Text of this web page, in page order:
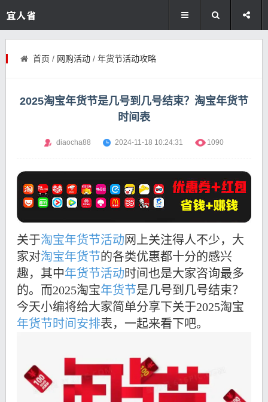
首页 / 网购活动/ 年货节活动攻略
2025淘宝年货节是几号到几号结束？淘宝年货节
时间表
diaocha88 2024-11-18 10:24:31 1090
关于淘宝年货节活动网上关注得人不少，大
家对淘宝年货节的各类优惠都十分的感兴
趣，其中年货节活动时间也是大家咨询最多
的。而2025淘宝年货节是几号到几号结束？
今天小编将给大家简单分享下关于2025淘宝
年货节时间安排表，一起来看下吧。